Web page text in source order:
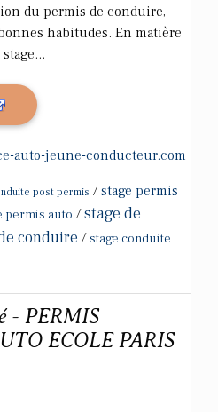
du permis de conduire,
habitudes. En matière
auto-jeune-conducteur.com
post permis /stage permis
permis auto /stage de
conduire /stage conduite
- PERMIS
ECOLE PARIS